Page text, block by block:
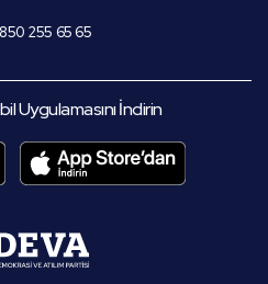
255 65 65
Uygulamasını İndirin